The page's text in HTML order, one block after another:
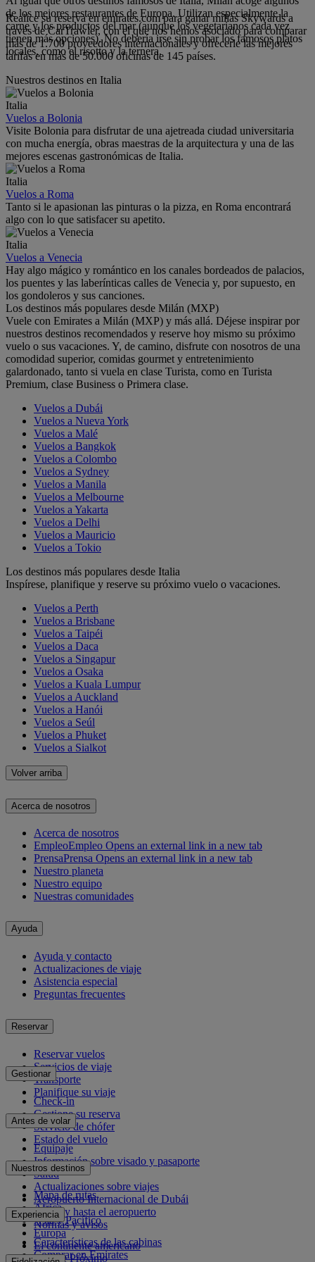
de los mejores restaurantes de Europa. Utilizan especialmente la
carne y los productos del mar (aunque los vegetarianos cada vez
tienen más opciones). No debería irse sin probar los famosos platos
locales, como el risotto y la ternera.
Realice su reserva en emirates.com para ganar millas Skywards a
través de CarTrawler, con el que nos hemos asociado para comparar
más de 1.700 proveedores internacionales y ofrecerle las mejores
tarifas en más de 50.000 oficinas de 145 países.
Nuestros destinos en Italia
Italia
Vuelos a Bolonia
Visite Bolonia para disfrutar de una ajetreada ciudad universitaria
con mucha energía, obras maestras de la arquitectura y una de las
mejores escenas gastronómicas de Italia.
Italia
Vuelos a Roma
Tanto si le apasionan las pinturas o la pizza, en Roma encontrará
algo con lo que satisfacer su apetito.
Italia
Vuelos a Venecia
Hay algo mágico y romántico en los canales bordeados de palacios,
los puentes y las laberínticas calles de Venecia y, por supuesto, en
los gondoleros y sus canciones.
Los destinos más populares desde Milán (MXP)
Vuele con Emirates a Milán (MXP) y más allá. Déjese inspirar por
nuestros destinos recomendados y reserve hoy mismo su próximo
vuelo o sus vacaciones. Y, de camino, disfrute con nosotros de una
comodidad superior, comidas gourmet y entretenimiento
galardonado, tanto si vuela en clase Turista, como en Turista
Premium, clase Business o Primera clase.
Vuelos a Dubái
Vuelos a Nueva York
Vuelos a Malé
Vuelos a Bangkok
Vuelos a Colombo
Vuelos a Sydney
Vuelos a Manila
Vuelos a Melbourne
Vuelos a Yakarta
Vuelos a Delhi
Vuelos a Mauricio
Vuelos a Tokio
Los destinos más populares desde Italia
Inspírese, planifique y reserve su próximo vuelo o vacaciones.
Vuelos a Perth
Vuelos a Brisbane
Vuelos a Taipéi
Vuelos a Daca
Vuelos a Singapur
Vuelos a Osaka
Vuelos a Kuala Lumpur
Vuelos a Auckland
Vuelos a Hanói
Vuelos a Seúl
Vuelos a Phuket
Vuelos a Sialkot
Volver arriba
Acerca de nosotros
Acerca de nosotros
EmpleoEmpleo Opens an external link in a new tab
PrensaPrensa Opens an external link in a new tab
Nuestro planeta
Nuestro equipo
Nuestras comunidades
Ayuda
Ayuda y contacto
Actualizaciones de viaje
Asistencia especial
Preguntas frecuentes
Reservar
Reservar vuelos
Servicios de viaje
Transporte
Planifique su viaje
Gestionar
Check-in
Gestione su reserva
Servicio de chófer
Estado del vuelo
Antes de volar
Equipaje
Información sobre visado y pasaporte
Salud
Actualizaciones sobre viajes
Aeropuerto Internacional de Dubái
Desde y hasta el aeropuerto
Normas y avisos
Nuestros destinos
Mapa de rutas
África
Asia y Pacífico
Europa
El continente americano
Oriente Próximo
Experiencia
Características de las cabinas
Comprar en Emirates